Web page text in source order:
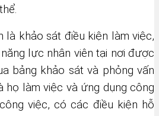
là khảo sát điều kiện làm việc,
lực nhân viên tại nơi được
bảng khảo sát và phỏng vấn
họ làm việc và ứng dụng công
việc, có các điều kiện hỗ